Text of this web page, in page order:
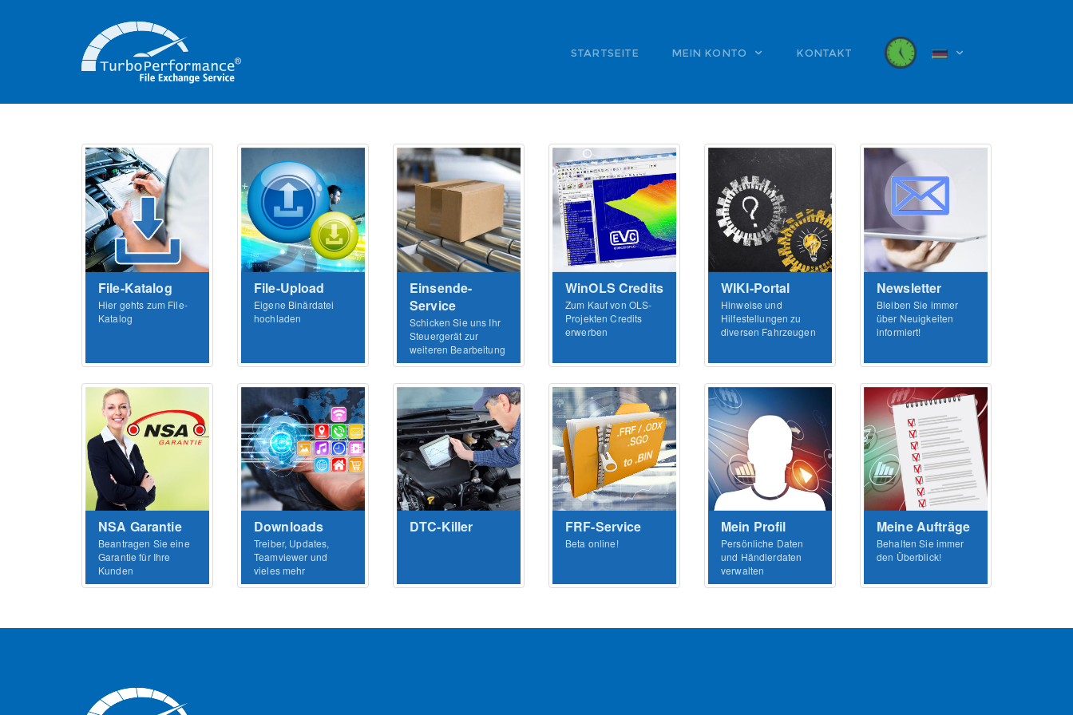
STARTSEITE MEIN KONTO
LOGIN
KONTAKT
DEUTSCH
PORTUGUES
TÜRKÇE
РУССКИЙ
File-Katalog
Hier gehts zum File-
Katalog
File-Upload
Eigene Binärdatei
hochladen
Einsende-
Service
Schicken Sie uns Ihr
Steuergerät zur
weiteren Bearbeitung
WinOLS Credits
Zum Kauf von OLS-
Projekten Credits
erwerben
WIKI-Portal
Hinweise und
Hilfestellungen zu
diversen Fahrzeugen
Newsletter
Bleiben Sie immer
über Neuigkeiten
informiert!
NSA Garantie
Beantragen Sie eine
Garantie für Ihre
Kunden
Downloads
Treiber, Updates,
Teamviewer und
vieles mehr
DTC-Killer FRF-Service
Beta online!
Mein Profil
Persönliche Daten
und Händlerdaten
verwalten
Meine Aufträge
Behalten Sie immer
den Überblick!